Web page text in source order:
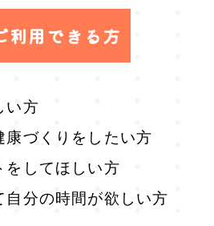
利用できる方
い方
康づくりをしたい方
をしてほしい方
自分の時間が欲しい方